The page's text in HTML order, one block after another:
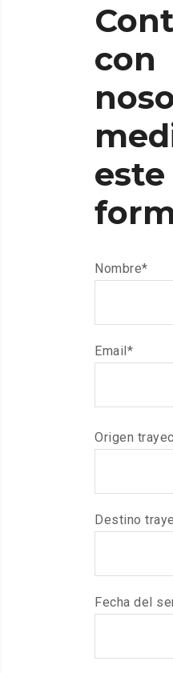
con
este
Nombre*
Email*
Origen
Destino
Fecha del